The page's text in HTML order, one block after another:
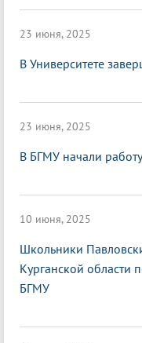
23 июня, 2025
В Университете
23 июня, 2025
В БГМУ начали
10 июня, 2025
Школьники
Курганской области
БГМУ